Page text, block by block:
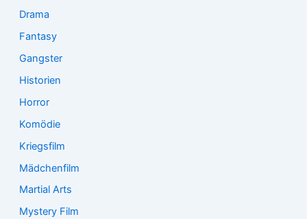
Drama
Fantasy
Gangster
Historien
Horror
Komödie
Kriegsfilm
Mädchenfilm
Martial Arts
Mystery Film